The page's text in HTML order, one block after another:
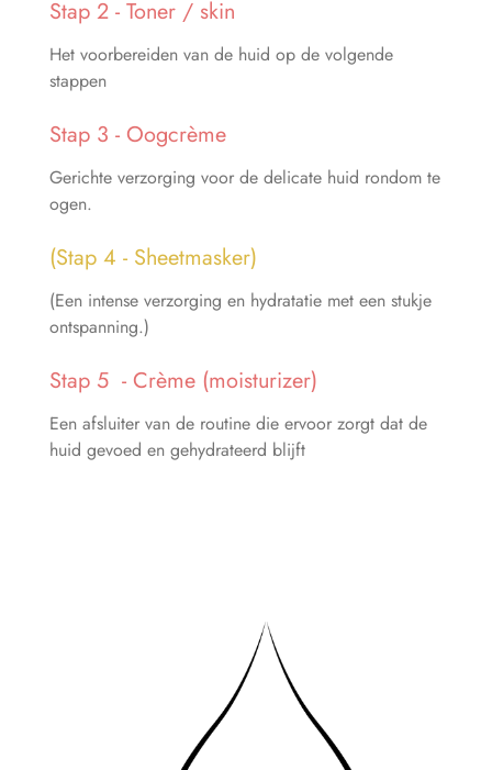
Stap 2 - Toner / skin
Het voorbereiden van de huid op de volgende
stappen
Stap 3 - Oogcrème
Gerichte verzorging voor de delicate huid rondom te
ogen.
(Stap 4 - Sheetmasker)
(Een intense verzorging en hydratatie met een stukje
ontspanning.)
Stap 5 - Crème (moisturizer)
Een afsluiter van de routine die ervoor zorgt dat de
huid gevoed en gehydrateerd blijft